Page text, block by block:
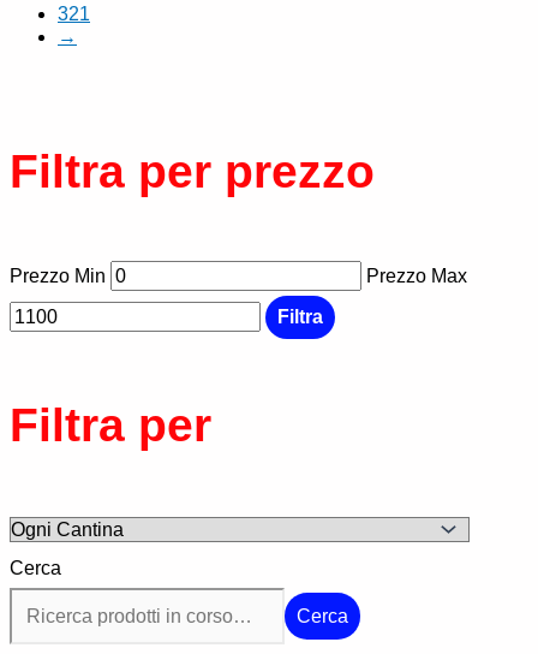
321
→
Filtra per prezzo
Prezzo Min
Prezzo Max
Filtra
Filtra per
Cerca
Cerca